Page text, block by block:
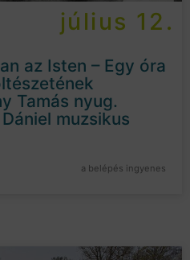
július 12.
az Isten – Egy óra
Tamás nyug.
muzsikus
a belépés ingyenes